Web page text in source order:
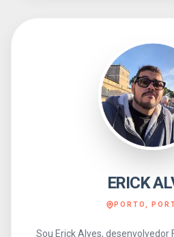
ERICK
PORTO,
Sou Erick Alves, desenvolvedor